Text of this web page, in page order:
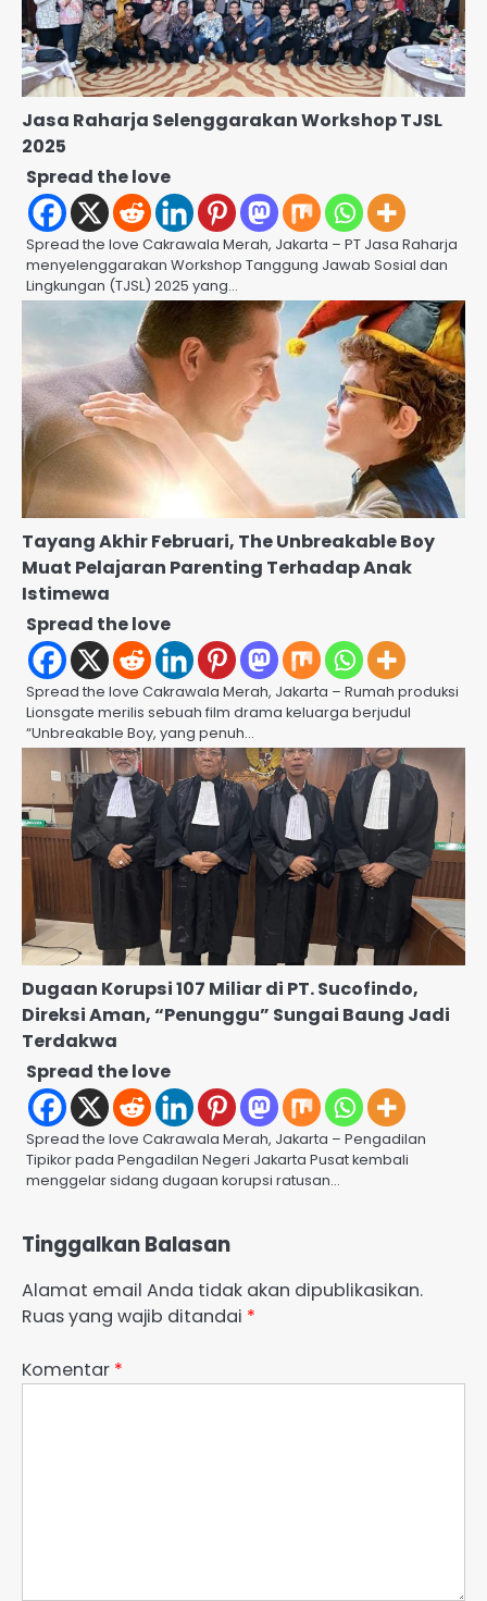
Jasa Raharja Selenggarakan Workshop TJSL
2025
Spread the love
Spread the love Cakrawala Merah, Jakarta – PT Jasa Raharja
menyelenggarakan Workshop Tanggung Jawab Sosial dan
Lingkungan (TJSL) 2025 yang…
Tayang Akhir Februari, The Unbreakable Boy
Muat Pelajaran Parenting Terhadap Anak
Istimewa
Spread the love
Spread the love Cakrawala Merah, Jakarta – Rumah produksi
Lionsgate merilis sebuah film drama keluarga berjudul
“Unbreakable Boy, yang penuh…
Dugaan Korupsi 107 Miliar di PT. Sucofindo,
Direksi Aman, “Penunggu” Sungai Baung Jadi
Terdakwa
Spread the love
Spread the love Cakrawala Merah, Jakarta – Pengadilan
Tipikor pada Pengadilan Negeri Jakarta Pusat kembali
menggelar sidang dugaan korupsi ratusan…
Tinggalkan Balasan
Alamat email Anda tidak akan dipublikasikan.
Ruas yang wajib ditandai *
Komentar *